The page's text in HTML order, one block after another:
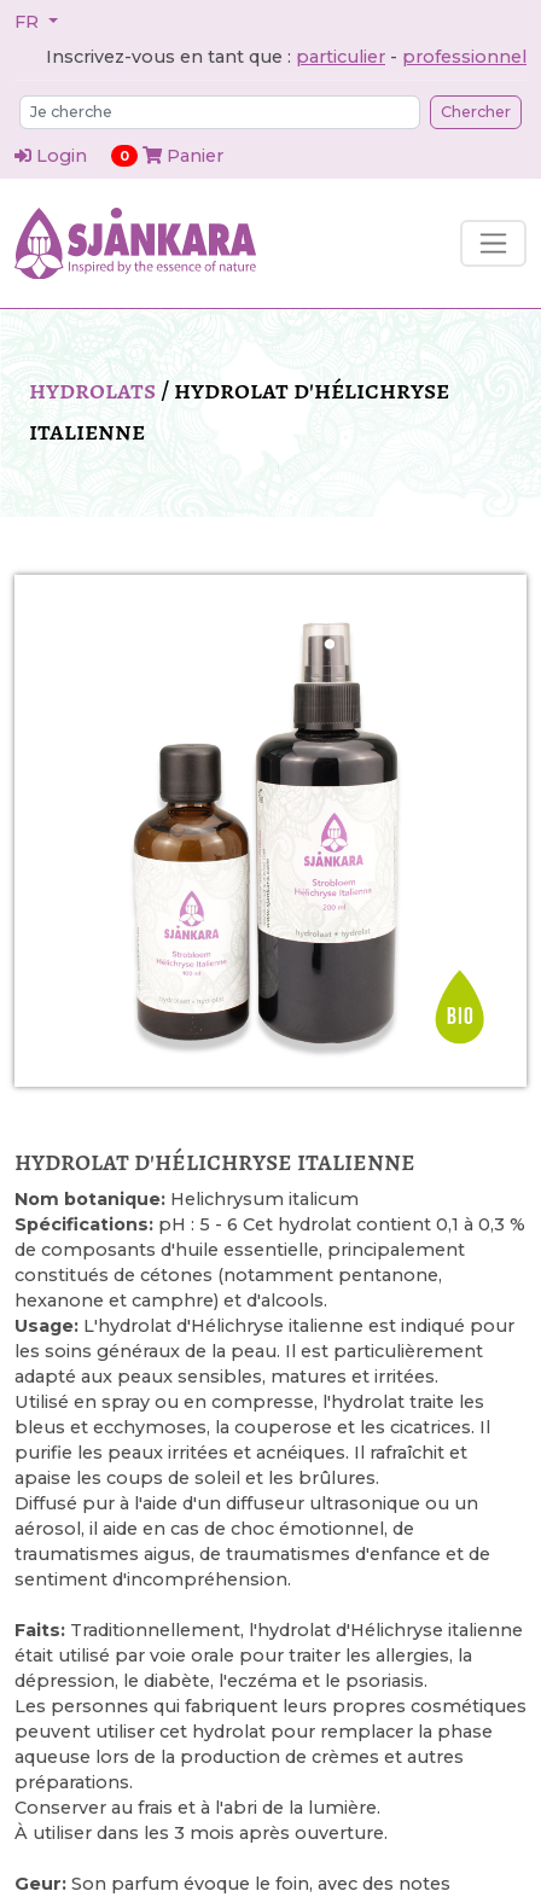
FR
Inscrivez-vous en tant que : particulier - professionnel
Chercher
Login 0articles dans le panier
Panier
hydrolats/hydrolat d'hélichryse
italienne
hydrolat d'hélichryse italienne
Nom botanique: Helichrysum italicum
Spécifications: pH : 5 - 6 Cet hydrolat contient 0,1 à 0,3 %
de composants d'huile essentielle, principalement
constitués de cétones (notamment pentanone,
hexanone et camphre) et d'alcools.
Usage: L'hydrolat d'Hélichryse italienne est indiqué pour
les soins généraux de la peau. Il est particulièrement
adapté aux peaux sensibles, matures et irritées.
Utilisé en spray ou en compresse, l'hydrolat traite les
bleus et ecchymoses, la couperose et les cicatrices. Il
purifie les peaux irritées et acnéiques. Il rafraîchit et
apaise les coups de soleil et les brûlures.
Diffusé pur à l'aide d'un diffuseur ultrasonique ou un
aérosol, il aide en cas de choc émotionnel, de
traumatismes aigus, de traumatismes d'enfance et de
sentiment d'incompréhension.
Faits: Traditionnellement, l'hydrolat d'Hélichryse italienne
était utilisé par voie orale pour traiter les allergies, la
dépression, le diabète, l'eczéma et le psoriasis.
Les personnes qui fabriquent leurs propres cosmétiques
peuvent utiliser cet hydrolat pour remplacer la phase
aqueuse lors de la production de crèmes et autres
préparations.
Conserver au frais et à l'abri de la lumière.
À utiliser dans les 3 mois après ouverture.
Geur: Son parfum évoque le foin, avec des notes